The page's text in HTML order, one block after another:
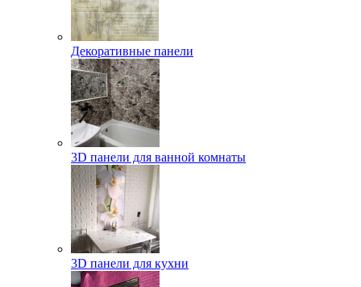
Декоративные панели
3D панели для ванной комнаты
3D панели для кухни